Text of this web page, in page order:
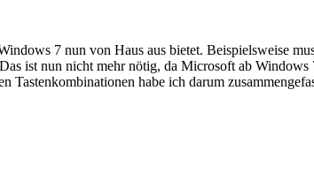
7 nun von Haus aus bietet. Beispielsweise
ist nun nicht mehr nötig, da Microsoft ab
habe ich darum